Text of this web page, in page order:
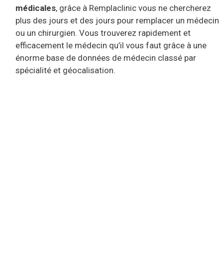
médicales, grâce à Remplaclinic vous ne chercherez
plus des jours et des jours pour remplacer un médecin
ou un chirurgien. Vous trouverez rapidement et
efficacement le médecin qu’il vous faut grâce à une
énorme base de données de médecin classé par
spécialité et géocalisation.